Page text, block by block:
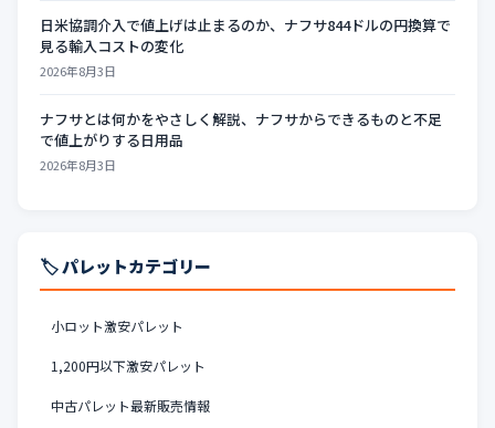
日米協調介入で値上げは止まるのか、ナフサ844ドルの円換算で
見る輸入コストの変化
2026年8月3日
ナフサとは何かをやさしく解説、ナフサからできるものと不足
で値上がりする日用品
2026年8月3日
🏷️ パレットカテゴリー
小ロット激安パレット
1,200円以下激安パレット
中古パレット最新販売情報